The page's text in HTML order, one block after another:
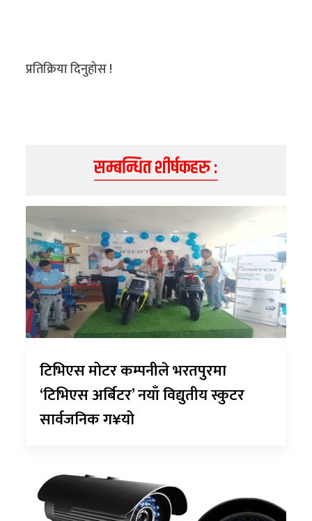
प्रतिक्रिया दिनुहोस !
सम्बन्धित शीर्षकहरु :
टिभिएस मोटर कम्पनीले भरतपुरमा
‘टिभिएस अर्बिटर’ नयाँ विद्युतीय स्कुटर
सार्वजनिक ग¥यो